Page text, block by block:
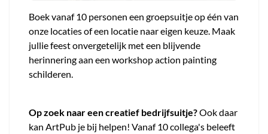
Boek vanaf 10 personen een groepsuitje op één van
onze locaties of een locatie naar eigen keuze. Maak
jullie feest onvergetelijk met een blijvende
herinnering aan een workshop action painting
schilderen.
Op zoek naar een creatief bedrijfsuitje?Ook daar
kan ArtPub je bij helpen! Vanaf 10 collega's beleeft